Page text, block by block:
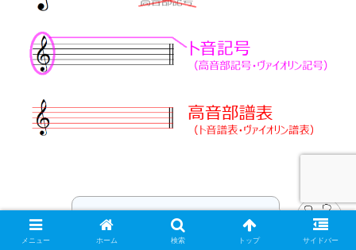
めちゃくちゃややっこしい！
メニュー ホーム 検索 トップ サイドバー